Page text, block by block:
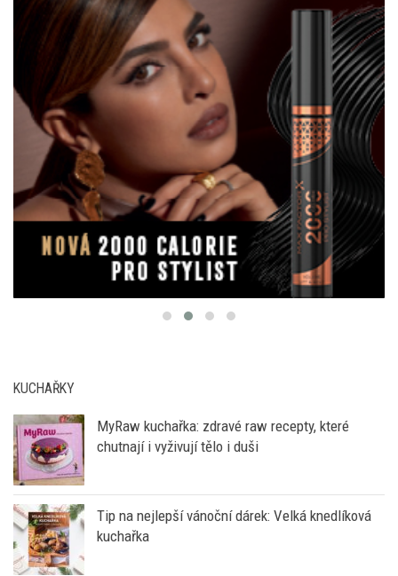
KUCHAŘKY
MyRaw kuchařka: zdravé raw recepty, které
chutnají i vyživují tělo i duši
Tip na nejlepší vánoční dárek: Velká knedlíková
kuchařka